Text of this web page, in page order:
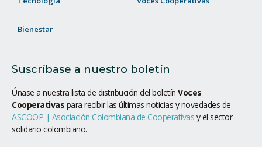
Bienestar
Suscríbase a nuestro boletín
Únase a nuestra lista de distribución del boletín Voces
Cooperativas para recibir las últimas noticias y novedades de
ASCOOP | Asociación Colombiana de Cooperativas y el sector
solidario colombiano.